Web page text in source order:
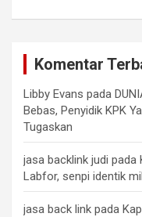
Komentar
Libby Evans pada
Bebas, Penyidik KPK
Tugaskan
jasa backlink judi pada
Labfor, senpi identik
jasa back link pada